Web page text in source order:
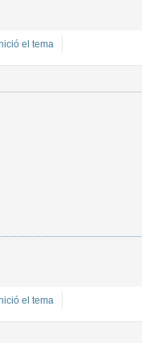
el tema
el tema